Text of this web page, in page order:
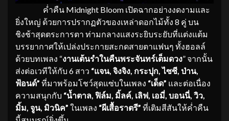
ค่ำคืน Midnight Bloom เปิดฉากอย่างงดงามและ
ยิ่งใหญ่ ด้วยการปรากฏตัวของเหล่าดอกไม้ทั้ง 8 คู่ บน
ชิงช้าสุดตระการตา ท่ามกลางแสงระยิบระยับที่แต่งแต้ม
บรรยากาศให้เปล่งประกายสะกดสายตาแฟนๆ ทั้งฮอลล์
ด้วยบทเพลง “งานเต้นรำในคืนพระจันทร์เต็มดวง” จากนั้น
ส่งต่อเวทีให้กับ 6 สาว “แจน, จิงจิง, กระปุก, ไซซี, ป่าน,
ฟ้อนด์” ที่มาพร้อมโชว์สุดแซ่บในเพลง “เด็ด” และต่อเนื่อง
ความสนุกกับ “น้ำตาล, ฟิล์ม, มิ้ลค์, เลิฟ, เอมี่, บอนนี่, วิว,
มิ้ม, จูน, มิวนิค” ในเพลง “ผีเสื้อราตรี” ที่เติมสีสันให้ค่ำคืน